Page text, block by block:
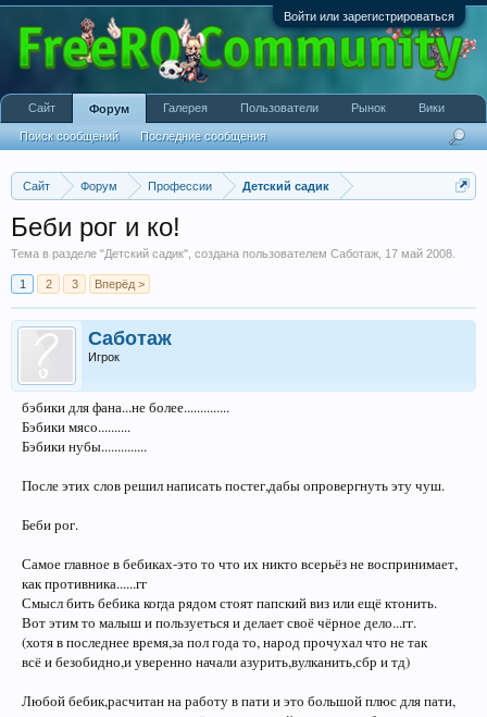
Войти или зарегистрироваться
Сайт Форум Профессии Детский садик
Беби рог и ко!
Тема в разделе "Детский садик", создана пользователем Саботаж 17 май 2008
1 2 3 Вперёд >
Саботаж
Игрок
бэбики для фана...не более..............
Бэбики мясо..........
Бэбики нубы..............
После этих слов решил написать постег,дабы опровергнуть эту чуш.
Беби рог.
Самое главное в бебиках-это то что их никто всерьёз не воспринимает,
как противника......гг
Смысл бить бебика когда рядом стоят папский виз или ещё ктонить.
Вот этим то малыш и пользуеться и делает своё чёрное дело...гг.
(хотя в последнее время,за пол года то, народ прочухал что не так
всё и безобидно,и уверенно начали азурить,вулканить,сбр и тд)
Любой бебик,расчитан на работу в пати и это большой плюс для пати,
Сайт Форум
Поиск сообщений Последние сообщения
Галерея Пользователи Рынок Вики